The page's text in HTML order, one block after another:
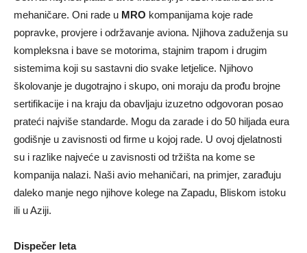
mehaničare. Oni rade u MRO kompanijama koje rade
popravke, provjere i održavanje aviona. Njihova zaduženja su
kompleksna i bave se motorima, stajnim trapom i drugim
sistemima koji su sastavni dio svake letjelice. Njihovo
školovanje je dugotrajno i skupo, oni moraju da prođu brojne
sertifikacije i na kraju da obavljaju izuzetno odgovoran posao
prateći najviše standarde. Mogu da zarade i do 50 hiljada eura
godišnje u zavisnosti od firme u kojoj rade. U ovoj djelatnosti
su i razlike najveće u zavisnosti od tržišta na kome se
kompanija nalazi. Naši avio mehaničari, na primjer, zarađuju
daleko manje nego njihove kolege na Zapadu, Bliskom istoku
ili u Aziji.
Dispečer leta